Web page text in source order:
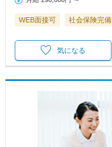
WEB面接可 社会保険完備
気になる